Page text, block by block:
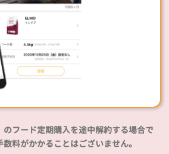
のフード定期購入を途中解約する場合で
料がかかることはございません。